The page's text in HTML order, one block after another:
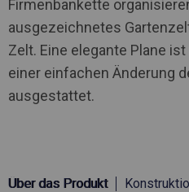
Firmenbankette
ausgezeichnetes
Zelt. Eine elegante Plane
einer einfachen Änderung
ausgestattet.
Über das Produkt